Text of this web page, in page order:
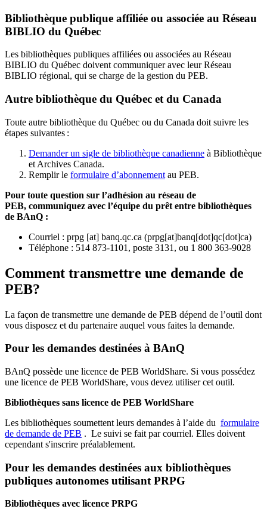
Bibliothèque publique affiliée ou associée au Réseau
BIBLIO du Québec
Les bibliothèques publiques affiliées ou associées au Réseau
BIBLIO du Québec doivent communiquer avec leur Réseau
BIBLIO régional, qui se charge de la gestion du PEB.
Autre bibliothèque du Québec et du Canada
Toute autre bibliothèque du Québec ou du Canada doit suivre les
étapes suivantes :
Demander un sigle de bibliothèque canadienne à Bibliothèque
et Archives Canada.
Remplir le formulaire d’abonnement au PEB.
Pour toute question sur l’adhésion au réseau de
PEB, communiquez avec l’équipe du prêt entre bibliothèques
de BAnQ :
Courriel : prpg [at] banq.qc.ca (prpg[at]banq[dot]qc[dot]ca)
Téléphone : 514 873-1101, poste 3131, ou 1 800 363-9028
Comment transmettre une demande de
PEB?
La façon de transmettre une demande de PEB dépend de l’outil dont
vous disposez et du partenaire auquel vous faites la demande.
Pour les demandes destinées à BAnQ
BAnQ possède une licence de PEB WorldShare. Si vous possédez
une licence de PEB WorldShare, vous devez utiliser cet outil.
Bibliothèques sans licence de PEB WorldShare
Les bibliothèques soumettent leurs demandes à l’aide du formulaire
de demande de PEB . Le suivi se fait par courriel. Elles doivent
cependant s'inscrire préalablement.
Pour les demandes destinées aux bibliothèques
publiques autonomes utilisant PRPG
Bibliothèques avec licence PRPG